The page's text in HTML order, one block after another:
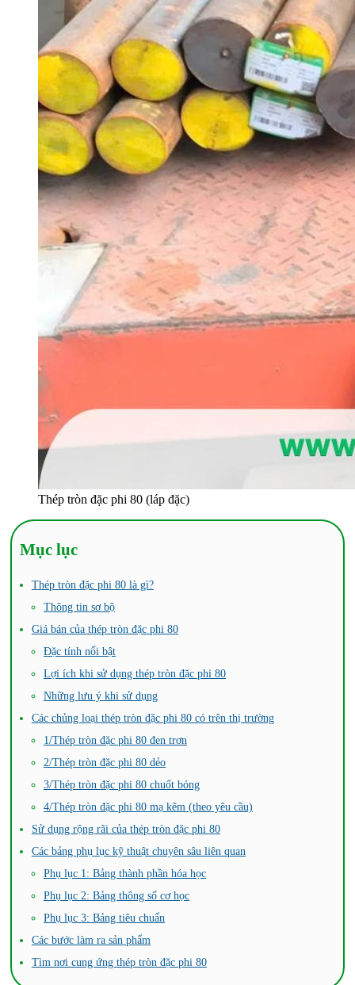
Thép tròn đặc phi 80 (láp đặc)
Mục lục
Thép tròn đặc phi 80 là gì?
Thông tin sơ bộ
Giá bán của thép tròn đặc phi 80
Đặc tính nổi bật
Lợi ích khi sử dụng thép tròn đặc phi 80
Những lưu ý khi sử dụng
Các chủng loại thép tròn đặc phi 80 có trên thị trường
1/Thép tròn đặc phi 80 đen trơn
2/Thép tròn đặc phi 80 dẻo
3/Thép tròn đặc phi 80 chuốt bóng
4/Thép tròn đặc phi 80 mạ kẽm (theo yêu cầu)
Sử dụng rộng rãi của thép tròn đặc phi 80
Các bảng phụ lục kỹ thuật chuyên sâu liên quan
Phụ lục 1: Bảng thành phần hóa học
Phụ lục 2: Bảng thông số cơ học
Phụ lục 3: Bảng tiêu chuẩn
Các bước làm ra sản phẩm
Tìm nơi cung ứng thép tròn đặc phi 80